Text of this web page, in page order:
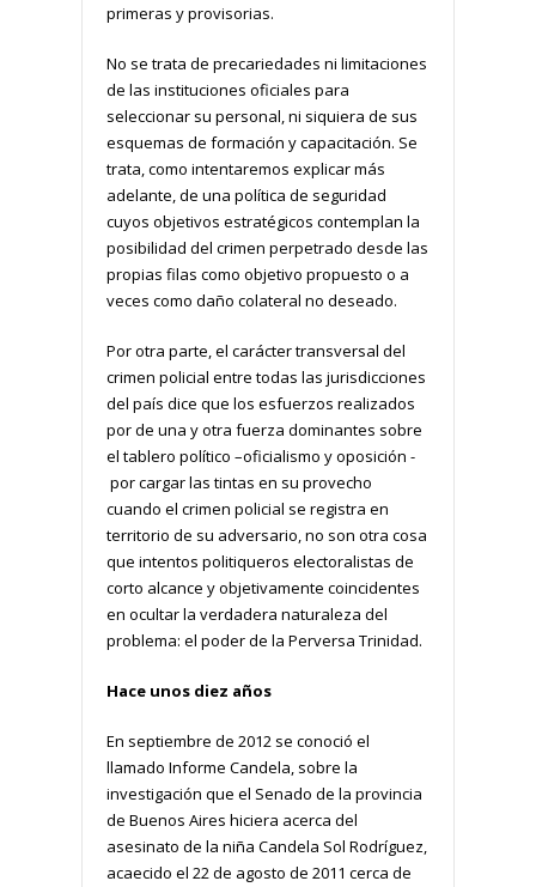
primeras y provisorias.
No se trata de precariedades ni limitaciones
de las instituciones oficiales para
seleccionar su personal, ni siquiera de sus
esquemas de formación y capacitación. Se
trata, como intentaremos explicar más
adelante, de una política de seguridad
cuyos objetivos estratégicos contemplan la
posibilidad del crimen perpetrado desde las
propias filas como objetivo propuesto o a
veces como daño colateral no deseado.
Por otra parte, el carácter transversal del
crimen policial entre todas las jurisdicciones
del país dice que los esfuerzos realizados
por de una y otra fuerza dominantes sobre
el tablero político –oficialismo y oposición -
por cargar las tintas en su provecho
cuando el crimen policial se registra en
territorio de su adversario, no son otra cosa
que intentos politiqueros electoralistas de
corto alcance y objetivamente coincidentes
en ocultar la verdadera naturaleza del
problema: el poder de la Perversa Trinidad.
Hace unos diez años
En septiembre de 2012 se conoció el
llamado Informe Candela, sobre la
investigación que el Senado de la provincia
de Buenos Aires hiciera acerca del
asesinato de la niña Candela Sol Rodríguez,
acaecido el 22 de agosto de 2011 cerca de